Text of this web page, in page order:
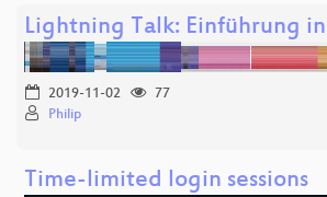
Lightning Talk: Einführung
2019-11-02
77
Philip
Time-limited login sessions